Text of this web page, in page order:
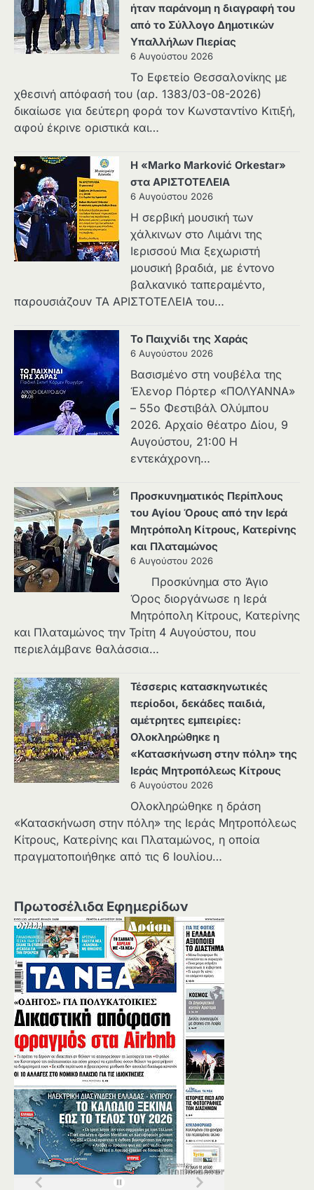
ήταν παράνομη η διαγραφή του
από το Σύλλογο Δημοτικών
Υπαλλήλων Πιερίας
6 Αυγούστου 2026
Το Εφετείο Θεσσαλονίκης με
χθεσινή απόφασή του (αρ. 1383/03-08-2026)
δικαίωσε για δεύτερη φορά τον Κωνσταντίνο Κιτιξή,
αφού έκρινε οριστικά και…
Η «Marko Marković Orkestar»
στα ΑΡΙΣΤΟΤΕΛΕΙΑ
6 Αυγούστου 2026
Η σερβική μουσική των
χάλκινων στο Λιμάνι της
Ιερισσού Μια ξεχωριστή
μουσική βραδιά, με έντονο
βαλκανικό ταπεραμέντο,
παρουσιάζουν ΤΑ ΑΡΙΣΤΟΤΕΛΕΙΑ του…
Το Παιχνίδι της Χαράς
6 Αυγούστου 2026
Βασισμένο στη νουβέλα της
Έλενορ Πόρτερ «ΠΟΛΥΑΝΝΑ»
– 55ο Φεστιβάλ Ολύμπου
2026. Αρχαίο θέατρο Δίου, 9
Αυγούστου, 21:00 Η
εντεκάχρονη…
Προσκυνηματικός Περίπλους
του Αγίου Όρους από την Ιερά
Μητρόπολη Κίτρους, Κατερίνης
και Πλαταμώνος
6 Αυγούστου 2026
Προσκύνημα στο Άγιο
Όρος διοργάνωσε η Ιερά
Μητρόπολη Κίτρους, Κατερίνης
και Πλαταμώνος την Τρίτη 4 Αυγούστου, που
περιελάμβανε θαλάσσια…
Τέσσερις κατασκηνωτικές
περίοδοι, δεκάδες παιδιά,
αμέτρητες εμπειρίες:
Ολοκληρώθηκε η
«Κατασκήνωση στην πόλη» της
Ιεράς Μητροπόλεως Κίτρους
6 Αυγούστου 2026
Ολοκληρώθηκε η δράση
«Κατασκήνωση στην πόλη» της Ιεράς Μητροπόλεως
Κίτρους, Κατερίνης και Πλαταμώνος, η οποία
πραγματοποιήθηκε από τις 6 Ιουλίου…
Πρωτοσέλιδα Εφημερίδων